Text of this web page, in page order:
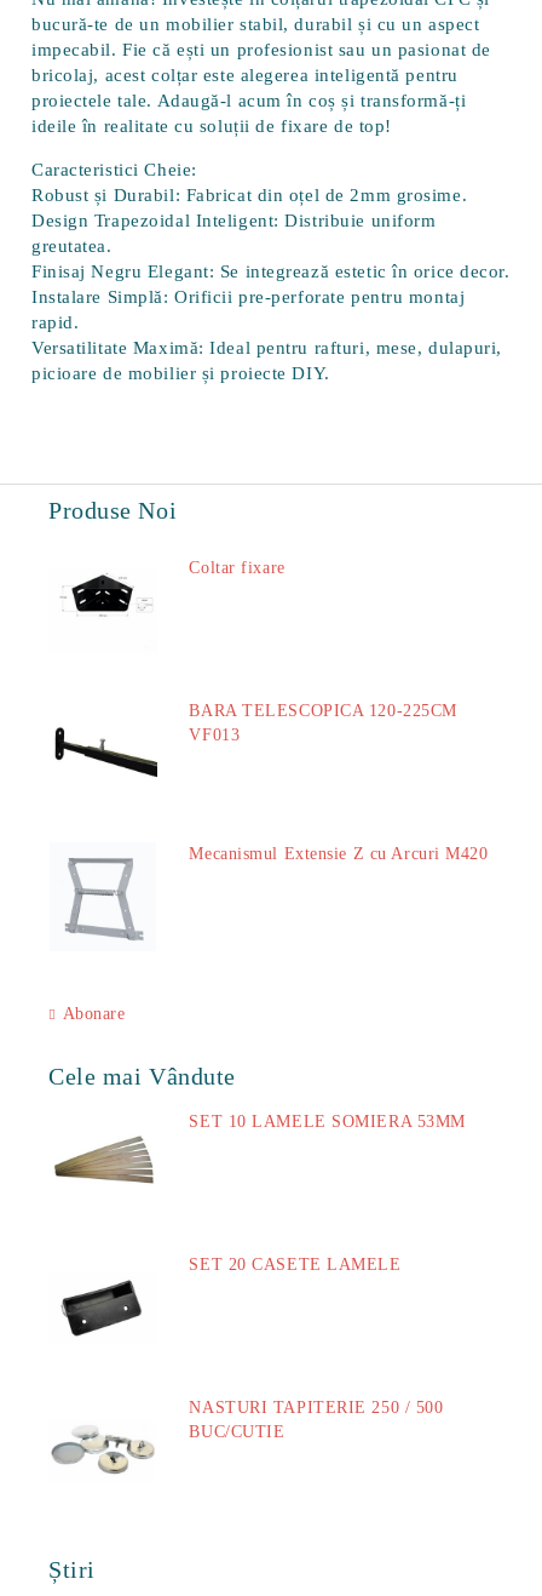
bucură-te de un mobilier stabil, durabil și cu un aspect
impecabil. Fie că ești un profesionist sau un pasionat de
bricolaj, acest colțar este alegerea inteligentă pentru
proiectele tale. Adaugă-l acum în coș și transformă-ți
ideile în realitate cu soluții de fixare de top!
Caracteristici Cheie:
Robust și Durabil: Fabricat din oțel de 2mm grosime.
Design Trapezoidal Inteligent: Distribuie uniform
greutatea.
Finisaj Negru Elegant: Se integrează estetic în orice decor.
Instalare Simplă: Orificii pre-perforate pentru montaj
rapid.
Versatilitate Maximă: Ideal pentru rafturi, mese, dulapuri,
picioare de mobilier și proiecte DIY.
Produse Noi
Coltar fixare
BARA TELESCOPICA 120-225CM
VF013
Mecanismul Extensie Z cu Arcuri M420
Abonare
Cele mai Vândute
SET 10 LAMELE SOMIERA 53MM
SET 20 CASETE LAMELE
NASTURI TAPITERIE 250 / 500
BUC/CUTIE
Știri